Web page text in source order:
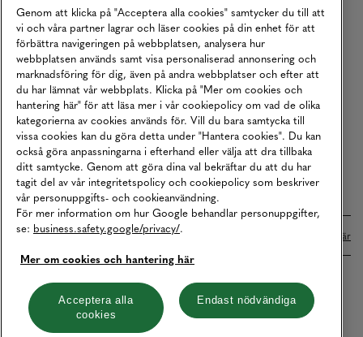
Köpvillkor
Karriär
Vårt Ansvar
Våra Tjänster
Press
Studentrabatt
B2B
Tillgänglighetsredogörelse
Betalningar online sköts i samarbete med Klarna. Läs mer här
Cookies Integritetspolicy
Hantera cookies
Genom att klicka på "Acceptera alla cookies" samtycker du till att
vi och våra partner lagrar och läser cookies på din enhet för att
förbättra navigeringen på webbplatsen, analysera hur
webbplatsen används samt visa personaliserad annonsering och
marknadsföring för dig, även på andra webbplatser och efter att
du har lämnat vår webbplats. Klicka på "Mer om cookies och
hantering här" för att läsa mer i vår cookiepolicy om vad de olika
kategorierna av cookies används för. Vill du bara samtycka till
vissa cookies kan du göra detta under "Hantera cookies". Du kan
också göra anpassningarna i efterhand eller välja att dra tillbaka
ditt samtycke. Genom att göra dina val bekräftar du att du har
tagit del av vår integritetspolicy och cookiepolicy som beskriver
vår personuppgifts- och cookieanvändning.
För mer information om hur Google behandlar personuppgifter,
se: business.safety.google/privacy/.
Mer om cookies och hantering här
Acceptera alla
cookies
Endast nödvändiga